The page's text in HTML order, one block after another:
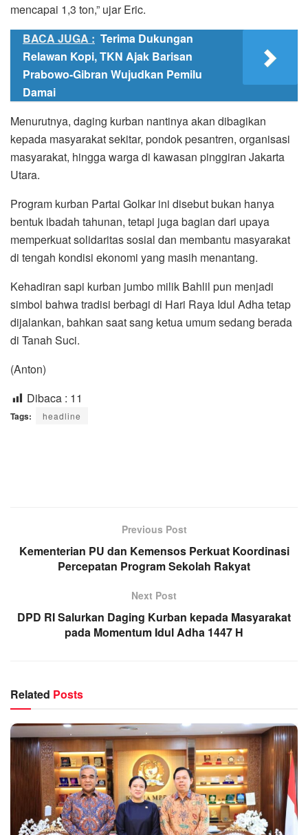
mencapai 1,3 ton,” ujar Eric.
BACA JUGA : Terima Dukungan
Relawan Kopi, TKN Ajak Barisan
Prabowo-Gibran Wujudkan Pemilu
Damai
Menurutnya, daging kurban nantinya akan dibagikan
kepada masyarakat sekitar, pondok pesantren, organisasi
masyarakat, hingga warga di kawasan pinggiran Jakarta
Utara.
Program kurban Partai Golkar ini disebut bukan hanya
bentuk ibadah tahunan, tetapi juga bagian dari upaya
memperkuat solidaritas sosial dan membantu masyarakat
di tengah kondisi ekonomi yang masih menantang.
Kehadiran sapi kurban jumbo milik Bahlil pun menjadi
simbol bahwa tradisi berbagi di Hari Raya Idul Adha tetap
dijalankan, bahkan saat sang ketua umum sedang berada
di Tanah Suci.
(Anton)
Dibaca : 11
Tags: headline
Previous Post
Kementerian PU dan Kemensos Perkuat Koordinasi
Percepatan Program Sekolah Rakyat
Next Post
DPD RI Salurkan Daging Kurban kepada Masyarakat
pada Momentum Idul Adha 1447 H
Related Posts